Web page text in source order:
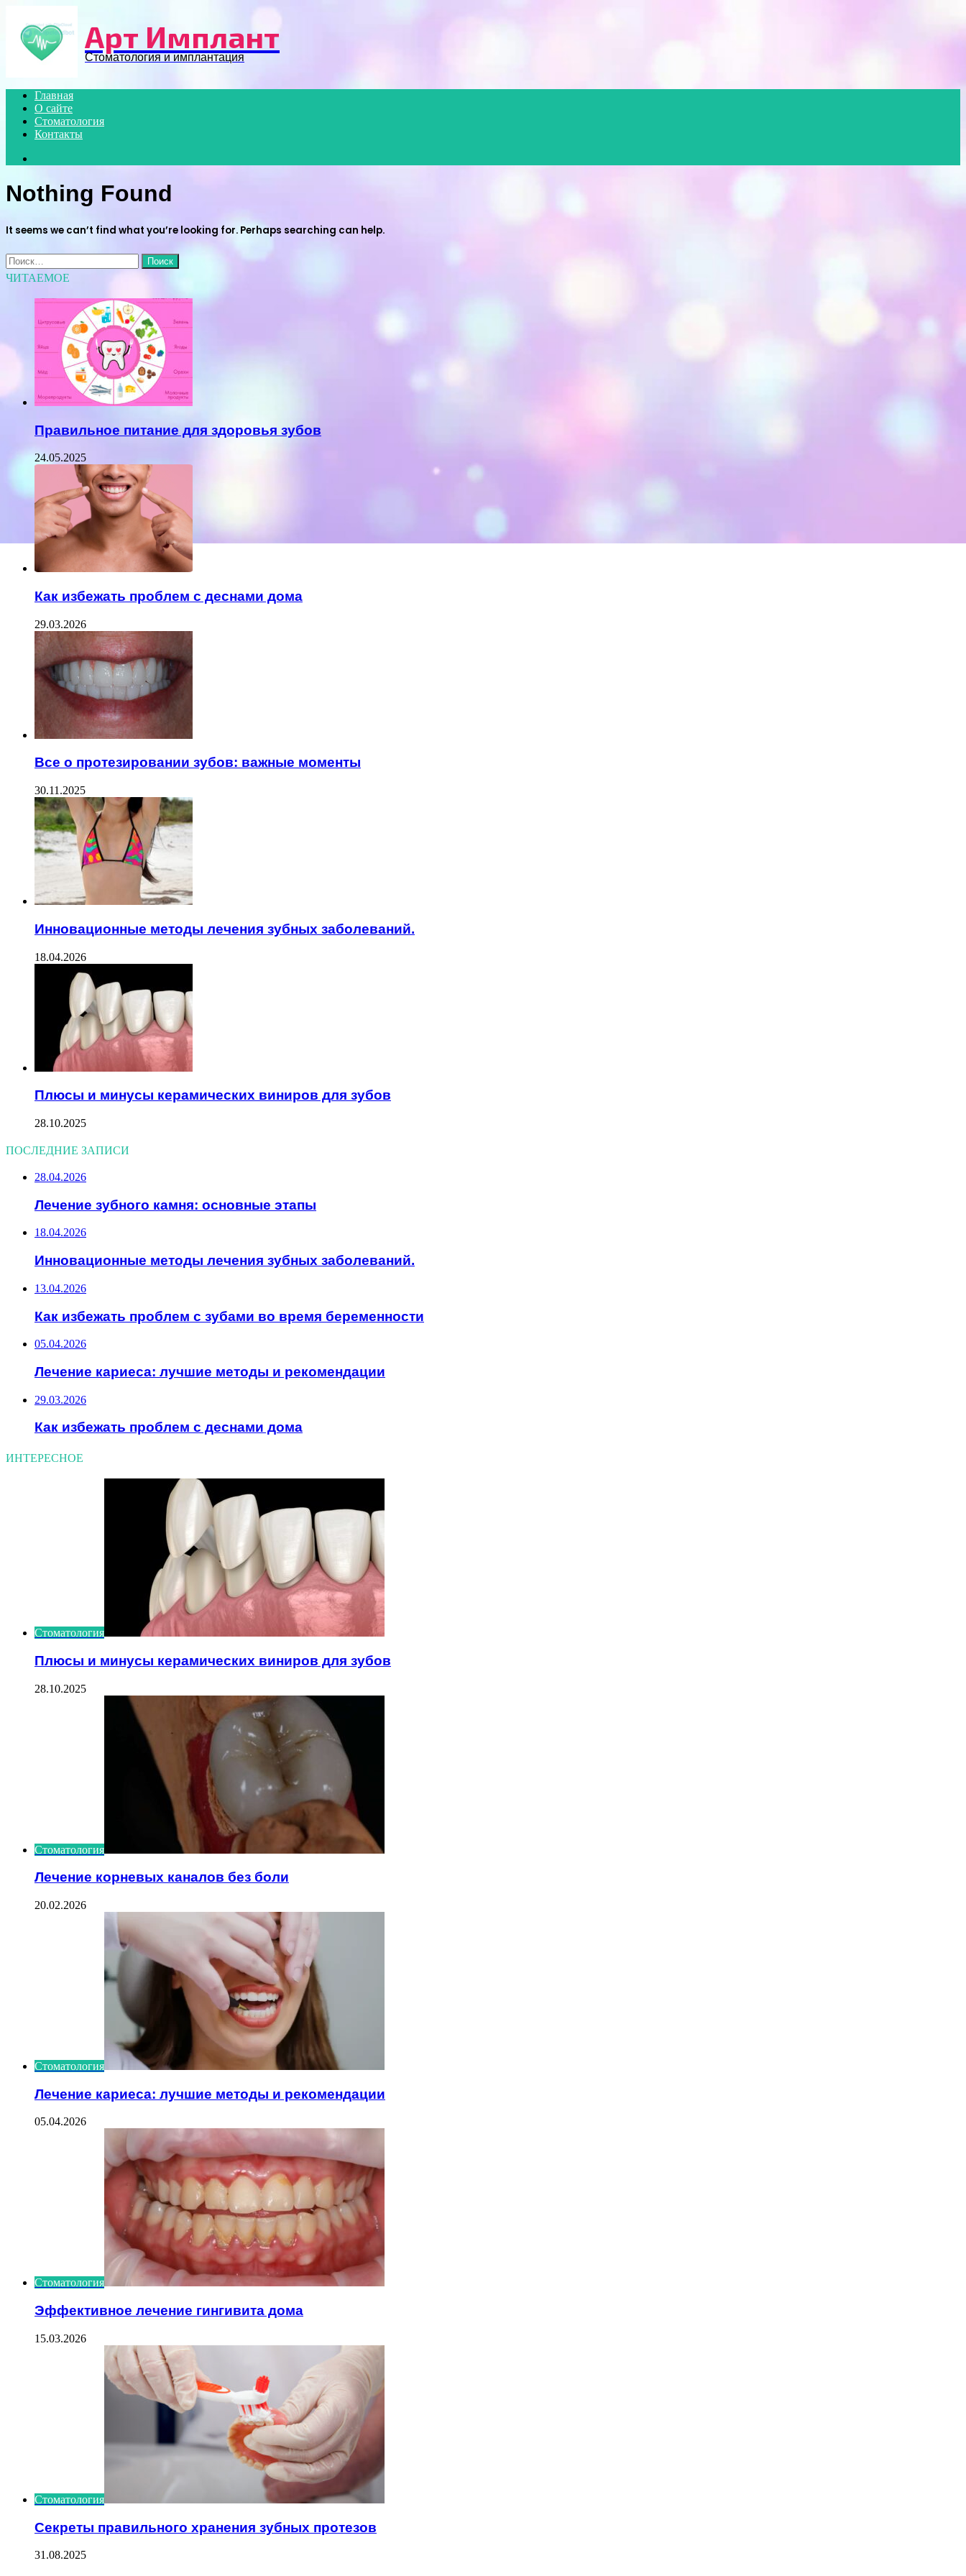
Арт Имплант
Стоматология и имплантация
Главная
О сайте
Стоматология
Контакты
Nothing Found
It seems we can’t find what you’re looking for. Perhaps searching can help.
Найти:
ЧИТАЕМОЕ
Правильное питание для здоровья зубов
24.05.2025
Как избежать проблем с деснами дома
29.03.2026
Все о протезировании зубов: важные моменты
30.11.2025
Инновационные методы лечения зубных заболеваний.
18.04.2026
Плюсы и минусы керамических виниров для зубов
28.10.2025
ПОСЛЕДНИЕ ЗАПИСИ
28.04.2026
Лечение зубного камня: основные этапы
18.04.2026
Инновационные методы лечения зубных заболеваний.
13.04.2026
Как избежать проблем с зубами во время беременности
05.04.2026
Лечение кариеса: лучшие методы и рекомендации
29.03.2026
Как избежать проблем с деснами дома
ИНТЕРЕСНОЕ
Стоматология
Плюсы и минусы керамических виниров для зубов
28.10.2025
Стоматология
Лечение корневых каналов без боли
20.02.2026
Стоматология
Лечение кариеса: лучшие методы и рекомендации
05.04.2026
Стоматология
Эффективное лечение гингивита дома
15.03.2026
Стоматология
Секреты правильного хранения зубных протезов
31.08.2025